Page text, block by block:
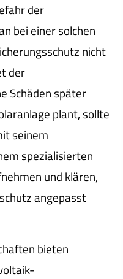
der
bei einer solchen
nicht
der
Schäden später
plant, sollte
seinem
spezialisierten
und klären,
angepasst
bieten